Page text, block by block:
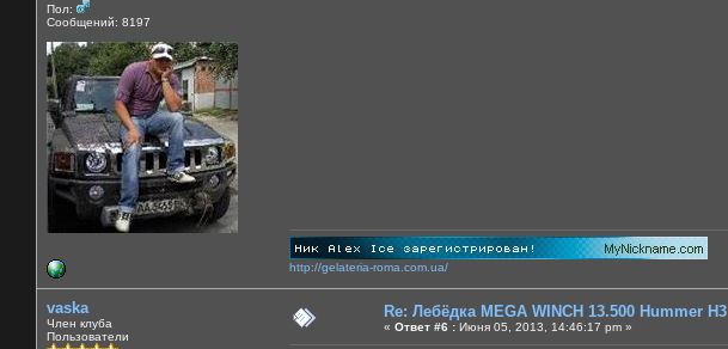
Пол:
Сообщений: 8197
http://gelateria-roma.com.ua/
vaska
Член клуба
Пользователи
Re: Лебёдка MEGA WINCH 13.500 Hummer H3
« Ответ #6 : Июня 05, 2013, 14:46:17 pm »